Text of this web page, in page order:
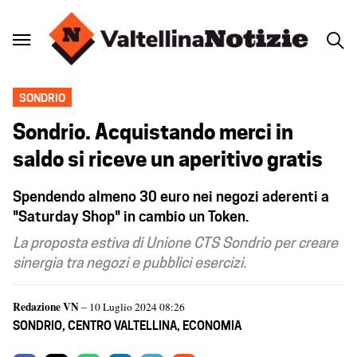
SONDRIO
Sondrio. Acquistando merci in
saldo si riceve un aperitivo gratis
Spendendo almeno 30 euro nei negozi aderenti a
"Saturday Shop" in cambio un Token.
La proposta estiva di Unione CTS Sondrio per creare
sinergia tra negozi e pubblici esercizi.
Redazione VN– 10 Luglio 2024 08:26
SONDRIO, CENTRO VALTELLINA, ECONOMIA